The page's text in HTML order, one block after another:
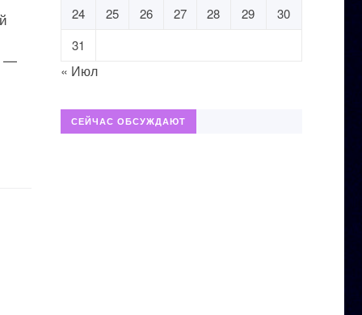
—
24
25 26 27 28 29
30
31
« Июл
СЕЙЧАС ОБСУЖДАЮТ